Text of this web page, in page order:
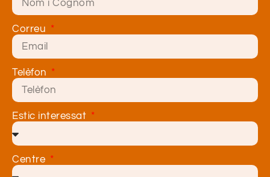
Correu
Telèfon
Estic interessat
Centre